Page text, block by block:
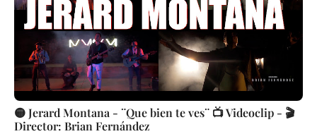
🟡 Jerard Montana - ¨Que bien te ves¨ 📺 Videoclip - 🎬
Director: Brian Fernández